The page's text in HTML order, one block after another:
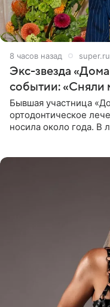
8 часов назад super.ru
Экс-звезда
событии: «Сняли
Бывшая участница
ортодонтическое
носила около года. В